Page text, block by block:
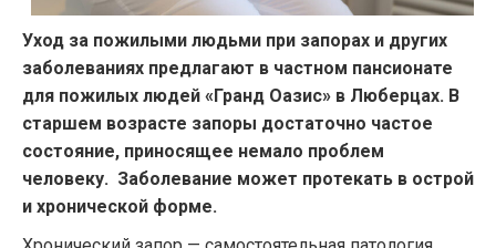
Уход за пожилыми людьми при запорах и других
заболеваниях предлагают в частном пансионате
для пожилых людей «Гранд Оазис» в Люберцах. В
старшем возрасте запоры достаточно частое
состояние, приносящее немало проблем
человеку. Заболевание может протекать в острой
и хронической форме.